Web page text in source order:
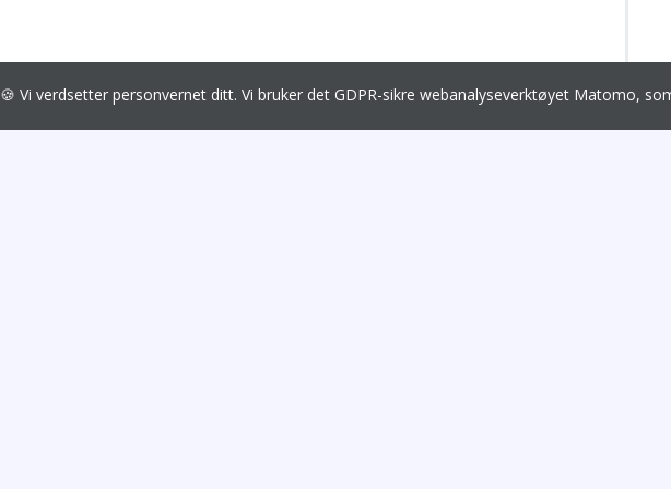
🍪 Vi verdsetter personvernet ditt. Vi bruker det GDPR-sikre webanalyseverktøyet Matomo,